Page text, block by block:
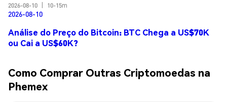
2026-08-10 10-15m
2026-08-10
Análise do Preço do Bitcoin: BTC Chega a US$70K
ou Cai a US$60K?
Como Comprar Outras Criptomoedas na
Phemex